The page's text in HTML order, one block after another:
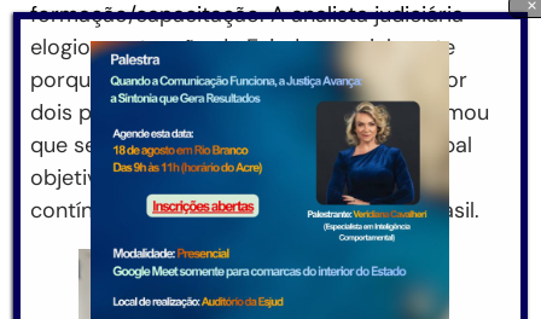
formação/capacitação. A analista judiciária
elogiou a atuação da Esjud, especialmente
porque as atividades foram conduzidas por
dois profissionais da própria Escola. Informou
que será emitido um relatório, cujo principal
objetivo é contribuir para a qualificação
contínuo das escolas judiciais de todo Brasil.
×